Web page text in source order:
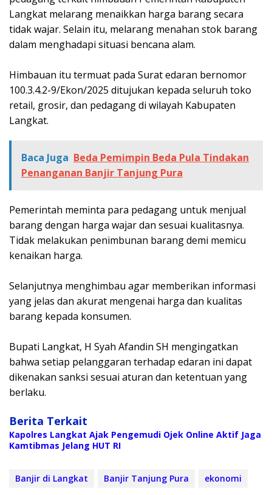
Langkat melarang menaikkan harga barang secara
tidak wajar. Selain itu, melarang menahan stok barang
dalam menghadapi situasi bencana alam.
Himbauan itu termuat pada ‎Surat edaran bernomor
100.3.4.2-9/Ekon/2025 ditujukan kepada seluruh toko
retail, grosir, dan pedagang di wilayah Kabupaten
Langkat.
Baca Juga Beda Pemimpin Beda Pula Tindakan
Penanganan Banjir Tanjung Pura
Pemerintah meminta para pedagang untuk menjual
barang dengan harga wajar dan sesuai kualitasnya.
Tidak melakukan penimbunan barang demi memicu
kenaikan harga.
‎Selanjutnya menghimbau agar memberikan informasi
yang jelas dan akurat mengenai harga dan kualitas
barang kepada konsumen.
‎Bupati Langkat, H Syah Afandin SH mengingatkan
bahwa setiap pelanggaran terhadap edaran ini dapat
dikenakan sanksi sesuai aturan dan ketentuan yang
berlaku.
Berita Terkait
Kapolres Langkat Ajak Pengemudi Ojek Online Aktif Jaga
Kamtibmas Jelang HUT RI
Banjir di Langkat Banjir Tanjung Pura ekonomi